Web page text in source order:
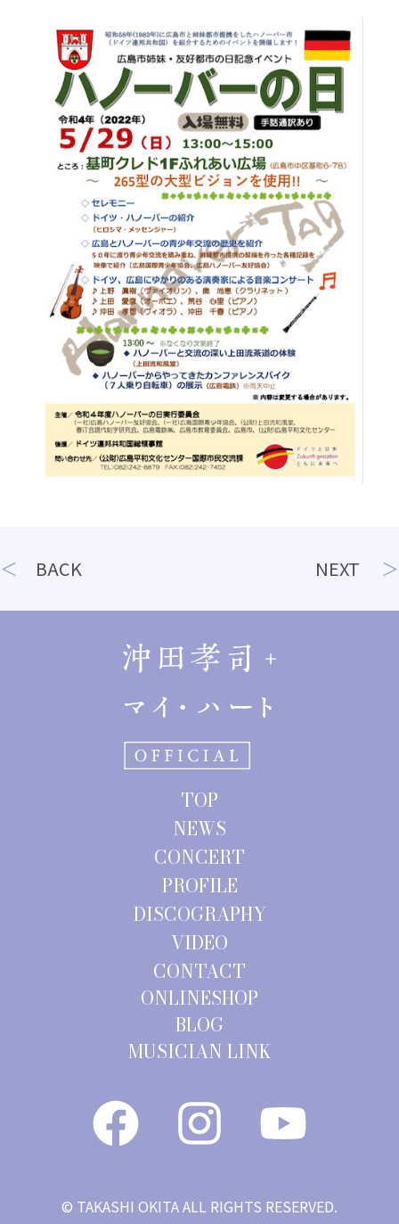
投
稿
BACK NEXT
TOP
NEWS
CONCERT
PROFILE
DISCOGRAPHY
VIDEO
CONTACT
ONLINESHOP
BLOG
MUSICIAN LINK
© TAKASHI OKITA ALL RIGHTS RESERVED.